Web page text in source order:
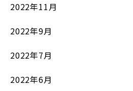
2022年11月
2022年9月
2022年7月
2022年6月